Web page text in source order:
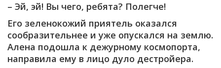
– Эй, эй! Вы чего, ребята? Полегче!
Его зеленокожий приятель оказался
сообразительнее и уже опускался на землю.
Алена подошла к дежурному космопорта,
направила ему в лицо дуло дестройера.